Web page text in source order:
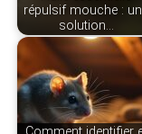
répulsif mouche :
solution…